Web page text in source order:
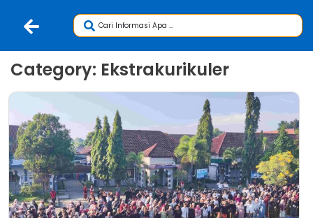
Category: Ekstrakurikuler